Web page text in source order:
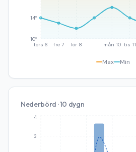
tors 6 fre 7 lör 8 mån 10 tis 11
10°
14°
Max Min
Nederbörd · 10 dygn
3
4